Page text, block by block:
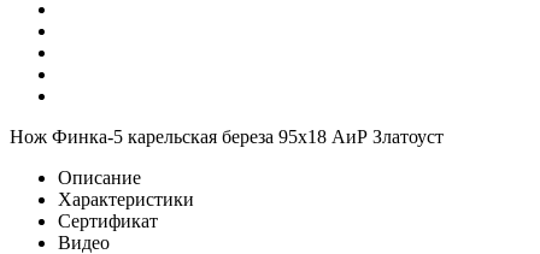
Нож Финка-5 карельская береза 95х18 АиР Златоуст
Описание
Характеристики
Сертификат
Видео